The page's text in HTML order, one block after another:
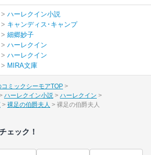
> ハーレクイン小説
> キャンディス･キャンプ
> 細郷妙子
> ハーレクイン
> ハーレクイン
> MIRA文庫
ミックシーモアTOP
ハーレクイン小説
ハーレクイン
裸足の伯爵夫人 裸足の伯爵夫人
ェック！